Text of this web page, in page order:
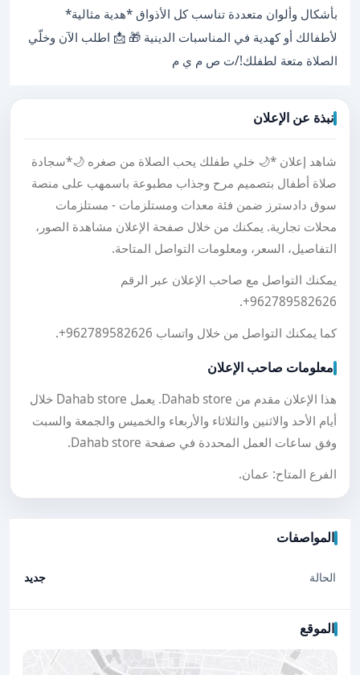
بأشكال وألوان متعددة تناسب كل الأذواق *هدية مثالية*
لأطفالك أو كهدية في المناسبات الدينية 🎁 📩 اطلب الآن وخلّي
الصلاة متعة لطفلك!/ت ص م ي م
نبذة عن الإعلان
شاهد إعلان *🌙 خلي طفلك يحب الصلاة من صغره 🌙*سجادة
صلاة أطفال بتصميم مرح وجذاب مطبوعة باسمهب على منصة
سوق دادسترز ضمن فئة معدات ومستلزمات - مستلزمات
محلات تجارية. يمكنك من خلال صفحة الإعلان مشاهدة الصور،
التفاصيل، السعر، ومعلومات التواصل المتاحة.
يمكنك التواصل مع صاحب الإعلان عبر الرقم
+962789582626
.
كما يمكنك التواصل من خلال واتساب +962789582626
.
معلومات صاحب الإعلان
هذا الإعلان مقدم من Dahab store. يعمل Dahab store خلال
أيام الأحد والاثنين والثلاثاء والأربعاء والخميس والجمعة والسبت
وفق ساعات العمل المحددة في صفحة Dahab store.
الفرع المتاح: عمان.
المواصفات
الحالة جديد
الموقع